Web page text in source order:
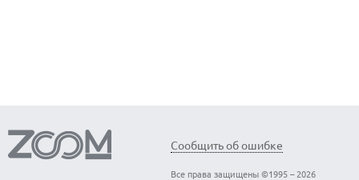
Сообщить об ошибке
Все права защищены ©1995 – 2026